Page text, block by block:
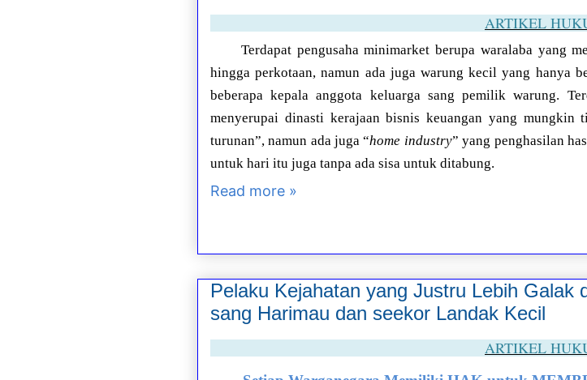
ARTIKEL
Terdapat pengusaha minimarket berupa waralaba yang
hingga perkotaan, namun ada juga warung kecil yang hanya
beberapa kepala anggota keluarga sang pemilik warung.
menyerupai dinasti kerajaan bisnis keuangan yang mungkin
turunan”, namun ada juga “home industry” yang penghasilan
untuk hari itu juga tanpa ada sisa untuk ditabung.
Read more »
Pelaku Kejahatan yang Justru Lebih Galak
sang Harimau dan seekor Landak Kecil
ARTIKEL